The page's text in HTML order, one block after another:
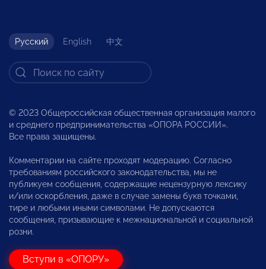
Русский English 中文
© 2023 Общероссийская общественная организация малого
и среднего предпринимательства «ОПОРА РОССИИ».
Все права защищены.
Комментарии на сайте проходят модерацию. Согласно
требованиям российского законодательства, мы не
публикуем сообщения, содержащие нецензурную лексику
и/или оскорбления, даже в случае замены букв точками,
тире и любыми иными символами. Не допускаются
сообщения, призывающие к межнациональной и социальной
розни.
Вступи в «ОПОРУ»